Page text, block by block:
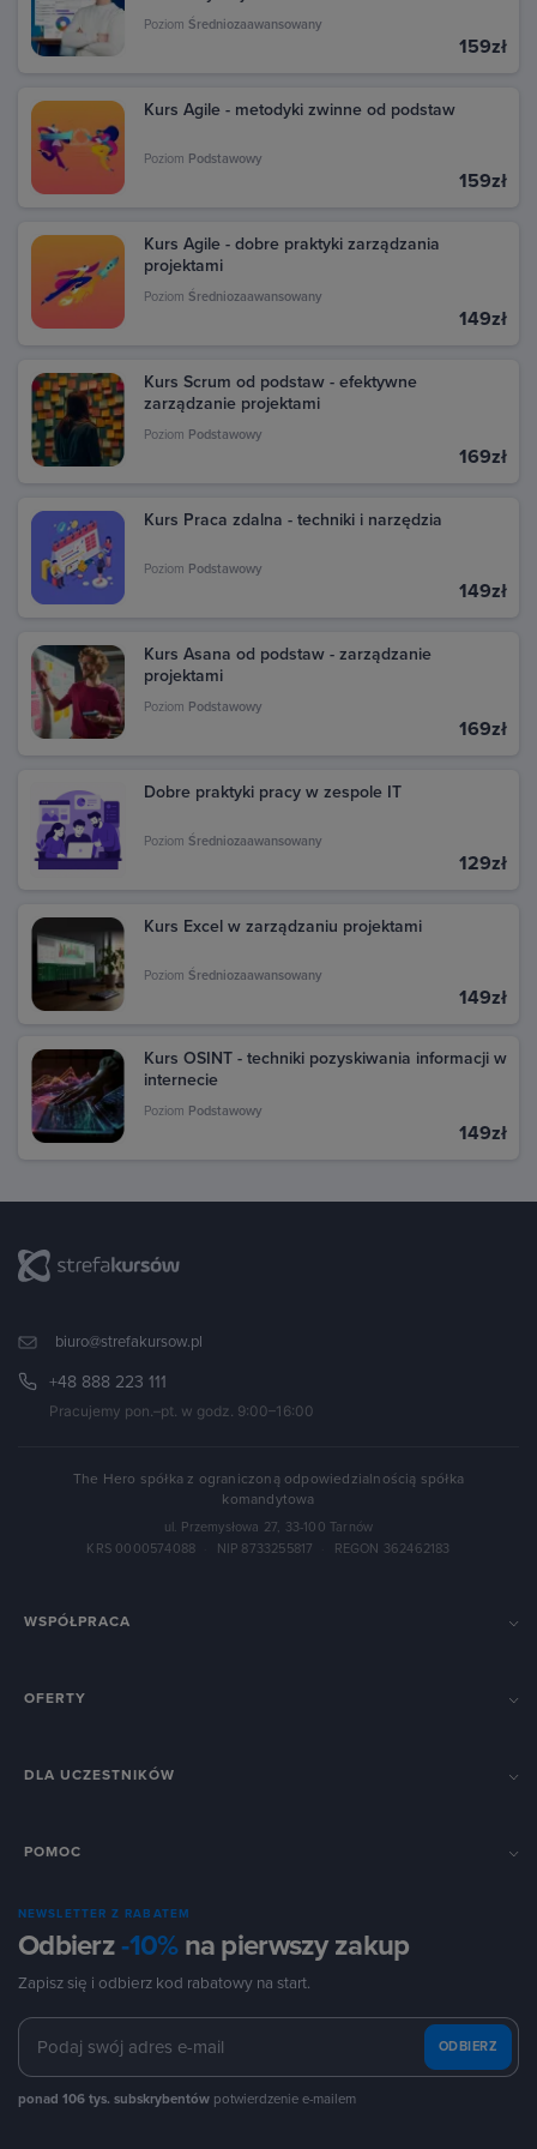
transakcje dokonane w Google Play. Kliknij daną
transakcję, aby zobaczyć szczegóły i pobrać fakturę.
Poziom Średniozaawansowany
159zł
Kurs Agile - metodyki zwinne od podstaw
Poziom Podstawowy
159zł
Kurs Agile - dobre praktyki zarządzania
projektami
Poziom Średniozaawansowany
149zł
Kurs Scrum od podstaw - efektywne
zarządzanie projektami
Poziom Podstawowy
169zł
Kurs Praca zdalna - techniki i narzędzia
Poziom Podstawowy
149zł
Kurs Asana od podstaw - zarządzanie
projektami
Poziom Podstawowy
169zł
Dobre praktyki pracy w zespole IT
Poziom Średniozaawansowany
129zł
Kurs Excel w zarządzaniu projektami
Poziom Średniozaawansowany
149zł
Kurs OSINT - techniki pozyskiwania informacji w
internecie
Poziom Podstawowy
149zł
biuro@strefakursow.pl
+48 888 223 111
Pracujemy pon.–pt. w godz. 9:00–16:00
The Hero spółka z ograniczoną odpowiedzialnością spółka
komandytowa
ul. Przemysłowa 27, 33-100 Tarnów
KRS 0000574088
NIP 8733255817 REGON 362462183
WSPÓŁPRACA
OFERTY
DLA UCZESTNIKÓW
POMOC
NEWSLETTER Z RABATEM
Odbierz-10%na pierwszy zakup
Zapisz się i odbierz kod rabatowy na start.
ODBIERZ
ponad 106 tys. subskrybentów potwierdzenie e-mailem